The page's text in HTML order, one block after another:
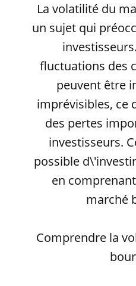
La volatilité du
un sujet qui
fluctuations des
peuvent être
imprévisibles, ce
des pertes
investisseurs.
possible
en
marché
Comprendre la